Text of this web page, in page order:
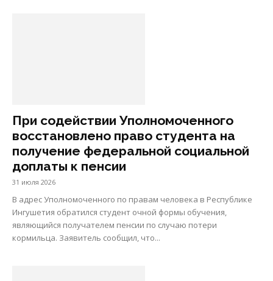
При содействии Уполномоченного
восстановлено право студента на
получение федеральной социальной
доплаты к пенсии
31 июля 2026
В адрес Уполномоченного по правам человека в Республике
Ингушетия обратился студент очной формы обучения,
являющийся получателем пенсии по случаю потери
кормильца. Заявитель сообщил, что...